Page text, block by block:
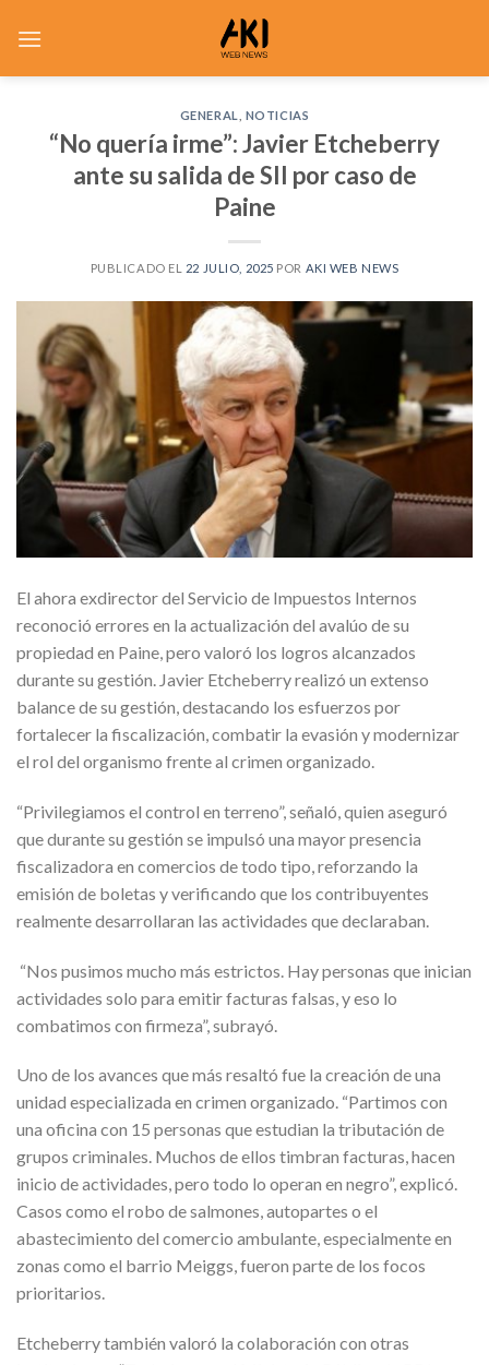
GENERAL NOTICIAS
“No quería irme”: Javier Etcheberry
ante su salida de SII por caso de
Paine
PUBLICADO EL 22 JULIO, 2025 POR AKI WEB NEWS
El ahora exdirector del Servicio de Impuestos Internos
reconoció errores en la actualización del avalúo de su
propiedad en Paine, pero valoró los logros alcanzados
durante su gestión. Javier Etcheberry realizó un extenso
balance de su gestión, destacando los esfuerzos por
fortalecer la fiscalización, combatir la evasión y modernizar
el rol del organismo frente al crimen organizado.
“Privilegiamos el control en terreno”, señaló, quien aseguró
que durante su gestión se impulsó una mayor presencia
fiscalizadora en comercios de todo tipo, reforzando la
emisión de boletas y verificando que los contribuyentes
realmente desarrollaran las actividades que declaraban.
“Nos pusimos mucho más estrictos. Hay personas que inician
actividades solo para emitir facturas falsas, y eso lo
combatimos con firmeza”, subrayó.
Uno de los avances que más resaltó fue la creación de una
unidad especializada en crimen organizado. “Partimos con
una oficina con 15 personas que estudian la tributación de
grupos criminales. Muchos de ellos timbran facturas, hacen
inicio de actividades, pero todo lo operan en negro”, explicó.
Casos como el robo de salmones, autopartes o el
abastecimiento del comercio ambulante, especialmente en
zonas como el barrio Meiggs, fueron parte de los focos
prioritarios.
Etcheberry también valoró la colaboración con otras